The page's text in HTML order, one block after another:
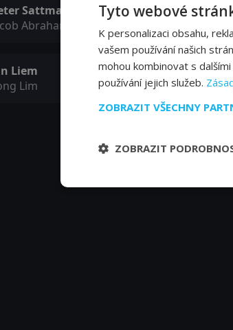
Sattmann
Abrahams
Liem
Lim
Tyto webové
K personalizaci obsahu,
vašem používání našich
mohou kombinovat s
používání jejich služeb.
ZOBRAZIT VŠECHNY
ZOBRAZIT